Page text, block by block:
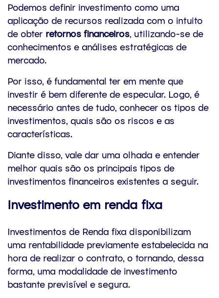
Podemos definir investimento como uma
aplicação de recursos realizada com o intuito
de obter retornos financeiros, utilizando-se de
conhecimentos e análises estratégicas de
mercado.
Por isso, é fundamental ter em mente que
investir é bem diferente de especular. Logo, é
necessário antes de tudo, conhecer os tipos de
investimentos, quais são os riscos e as
características.
Diante disso, vale dar uma olhada e entender
melhor quais são os principais tipos de
investimentos financeiros existentes a seguir.
Investimento em renda fixa
Investimentos de Renda fixa disponibilizam
uma rentabilidade previamente estabelecida na
hora de realizar o contrato, o tornando, dessa
forma, uma modalidade de investimento
bastante previsível e segura.